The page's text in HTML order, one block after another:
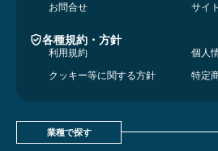
お問合せ
サイ
各種規約・方針
利用規約
個人
クッキー等に関する方針
特定
業種で探す